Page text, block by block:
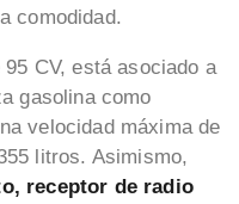
comodidad.
CV, está asociado a
gasolina como
velocidad máxima de
litros. Asimismo,
receptor de radio